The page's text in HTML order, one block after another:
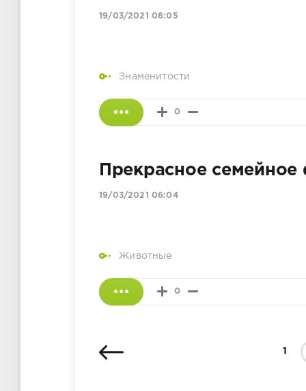
19/03/2021 06:05
Знаменитости
0
Прекрасное семейное
19/03/2021 06:04
Животные
0
1